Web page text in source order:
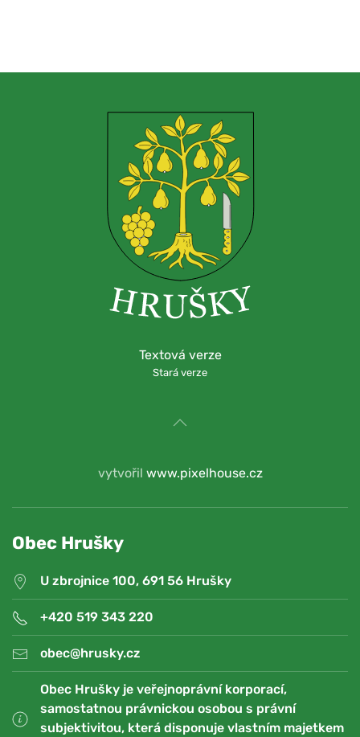
Textová verze
Stará verze
vytvořil www.pixelhouse.cz
Obec Hrušky
U zbrojnice 100, 691 56 Hrušky
+420 519 343 220
obec@hrusky.cz
Obec Hrušky je veřejnoprávní korporací,
samostatnou právnickou osobou s právní
subjektivitou, která disponuje vlastním majetkem